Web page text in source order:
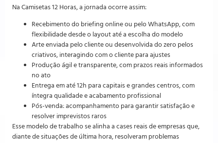
Na Camisetas 12 Horas, a jornada ocorre assim:
Recebimento do briefing online ou pelo WhatsApp, com
flexibilidade desde o layout até a escolha do modelo
Arte enviada pelo cliente ou desenvolvida do zero pelos
criativos, interagindo com o cliente para ajustes
Produção ágil e transparente, com prazos reais informados
no ato
Entrega em até 12h para capitais e grandes centros, com
íntegra qualidade e acabamento profissional
Pós-venda: acompanhamento para garantir satisfação e
resolver imprevistos raros
Esse modelo de trabalho se alinha a cases reais de empresas que,
diante de situações de última hora, resolveram problemas